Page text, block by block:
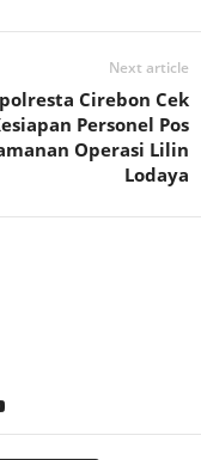
Next article
Cirebon Cek
Personel Pos
Operasi Lilin
Lodaya